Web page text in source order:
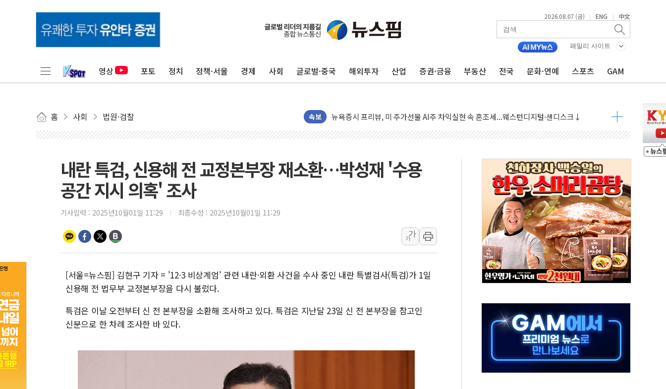
2026.08.07 (금) | ENG | 中文
패밀리 사이트
영상 포토 정치 정책·서울 경제 사회 글로벌·중국 해외투자 산업 증권·금융 부동산 전국 문화·연예 스포츠 GAM
홈 사회 법원·검찰 속보
유럽증시, 견조한 실적 소화하며 대부분 상승… "2분기 기업 순이익 21% 증가" 전망
리투아니아 국방 "러, 우크라 드론으로 나토 회원국 공격 검토… 거짓 깃발 작전"
뉴욕증시 개장 전 특징주...모더나·아이온큐·도어대시↑ VS 샌디스크·피그마·앱러빈↓
김정관 장관 "영업이익 N% 성과급 반대…상법·자본시장법 개정 논의"
청와대, 북한 단거리 탄도미사일 발사에 긴급 안보 점검회의
금값 7주 만에 최고…美 고용 둔화·호르무즈 재개방 기대에 강세
러, 1인칭시점 드론으로 우크라 민간인 '사파리' 공격… 시민들 공포감 극대화 전략
[베트남 증시] 지수 하락 속 'DGC' 임시 주총 기대감에 홀로 상한가…마진 잔액은 사상 최고
'월가의 황제' 다이먼 "금융시장 레버리지 위험수위…숨은 차입이 더 큰 변수"
양주 섬유염색공장서 화재 1명 중상…대응 1단계 진압 중
김정관 산업부 장관 "주 52시간 손봐야, 경쟁상대 中과 비교해야"
해군 1함대 창설 80주년…지역과 함께하는 '선봉'의 대민 봉사
[3보] 북, 원산서 동해로 단거리 탄도미사일 1발 발사… 올해 10번째·42일 만 도발
우크라 드론 전술, 중남미 콜롬비아에 새 안보 위기… 반군·마약카르텔이 습득해 전투 활용
동해해경, 독도 해상서 부유물 감긴 어선 구조
구미 폐염산처리업체서 불 2시간30여분만에 진화...외국인 노동자 숨져
내란 특검, 신용해 전 교정본부장 재소환…박성재 '수용
공간 지시 의혹' 조사
기사입력 : 2025년10월01일 11:29 최종수정 : 2025년10월01일 11:29
가
가
[서울=뉴스핌] 김현구 기자 = '12·3 비상계엄' 관련 내란·외환 사건을 수사 중인 내란 특별검사(특검)가 1일
신용해 전 법무부 교정본부장을 다시 불렀다.
특검은 이날 오전부터 신 전 본부장을 소환해 조사하고 있다. 특검은 지난달 23일 신 전 본부장을 참고인
신분으로 한 차례 조사한 바 있다.